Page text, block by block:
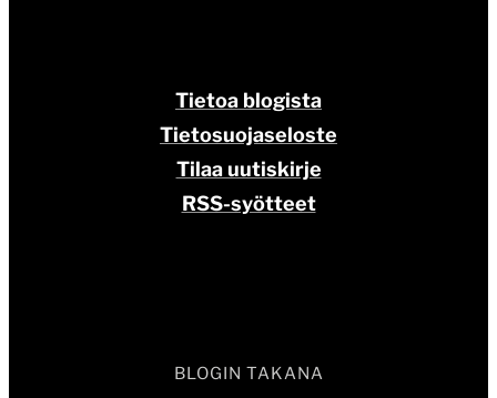
BLOGIN TAKANA
Tietoa blogista
Tietosuojaseloste
Tilaa uutiskirje
RSS-syötteet